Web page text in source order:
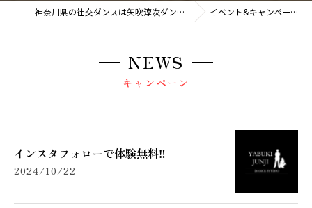
神奈川県の社交ダンスは矢吹淳次ダンススタジオ イベント&キャンペーン情報
NEWS
キャンペーン
インスタフォローで体験無料‼️
2024/10/22